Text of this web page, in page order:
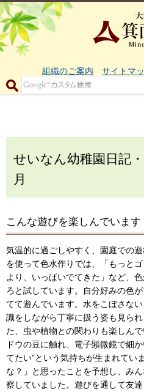
組織のご案内 サイトマ
せいなん幼稚園日記
月
こんな遊びを楽しんでいます
気温的に過ごしやすく、園庭での
を使って色水作りでは、「もっと
より、いっぱいでてきた」など、
ろと試しています。自分好みの色
てて遊んでいます。水をこぼさな
識をしながら丁寧に扱う姿も見ら
た、虫や植物との関わりも楽しん
ドウの豆に触れ、電子顕微鏡で細
てたい”という気持ちが生まれてい
な？」と思ったことを予想し、み
察していました。遊びを通して友